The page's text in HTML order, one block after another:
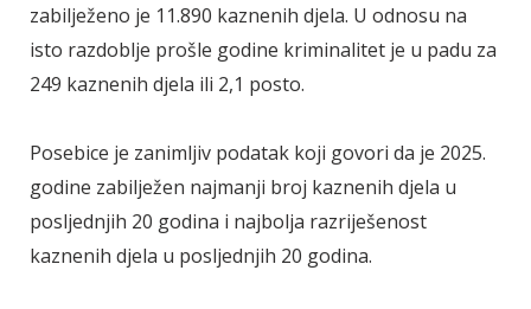
zabilježeno je 11.890 kaznenih djela. U odnosu na
isto razdoblje prošle godine kriminalitet je u padu za
249 kaznenih djela ili 2,1 posto.
Posebice je zanimljiv podatak koji govori da je 2025.
godine zabilježen najmanji broj kaznenih djela u
posljednjih 20 godina i najbolja razriješenost
kaznenih djela u posljednjih 20 godina.